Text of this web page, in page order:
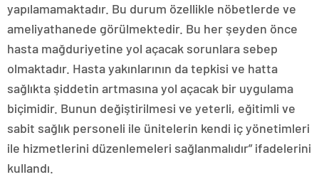
yapılamamaktadır. Bu durum özellikle nöbetlerde ve
ameliyathanede görülmektedir. Bu her şeyden önce
hasta mağduriyetine yol açacak sorunlara sebep
olmaktadır. Hasta yakınlarının da tepkisi ve hatta
sağlıkta şiddetin artmasına yol açacak bir uygulama
biçimidir. Bunun değiştirilmesi ve yeterli, eğitimli ve
sabit sağlık personeli ile ünitelerin kendi iç yönetimleri
ile hizmetlerini düzenlemeleri sağlanmalıdır” ifadelerini
kullandı.